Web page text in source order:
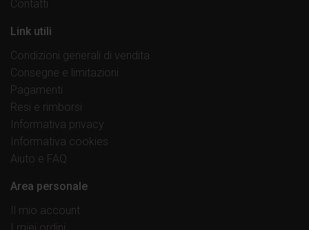
Contatti
Link utili
Condizioni generali di vendita
Consegne e limitazioni
Pagamenti
Resi e rimborsi
Informativa privacy
Informativa cookies
Aiuto e FAQ
Area personale
Il mio account